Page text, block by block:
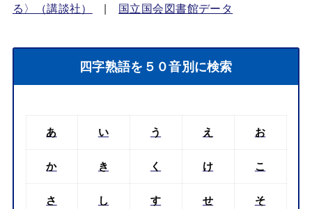
る〉（講談社）
| 国立国会図書館データ
四字熟語を５０音別に検索
あ い う え お
か き く け こ
さ し す せ そ